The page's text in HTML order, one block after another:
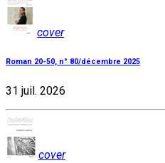
cover
Roman 20-50, n° 80/décembre 2025
31 juil. 2026
cover